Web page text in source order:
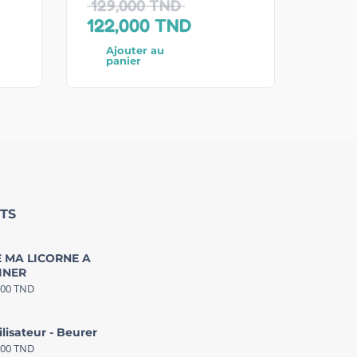
129,000TND
122,000 TND
Ajouter au
panier
MA LICORNE A
TND
- Beurer
TND